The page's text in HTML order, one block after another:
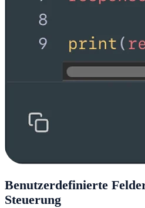
Benutzerdefinierte
Steuerung